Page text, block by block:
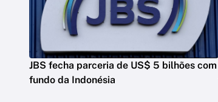
JBS fecha parceria de US$ 5 bilhões com
fundo da Indonésia